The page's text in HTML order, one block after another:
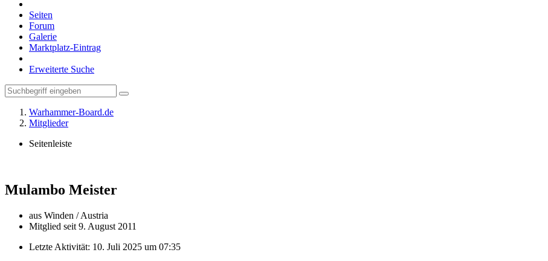
Seiten
Forum
Galerie
Marktplatz-Eintrag
Erweiterte Suche
Warhammer-Board.de
Mitglieder
Seitenleiste
Mulambo Meister
aus Winden / Austria
Mitglied seit 9. August 2011
Letzte Aktivität: 10. Juli 2025 um 07:35